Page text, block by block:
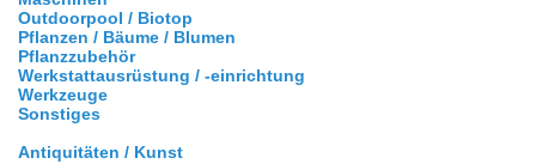
Outdoorpool / Biotop
Pflanzen / Bäume / Blumen
Pflanzzubehör
Werkstattausrüstung / -einrichtung
Werkzeuge
Sonstiges
Antiquitäten / Kunst